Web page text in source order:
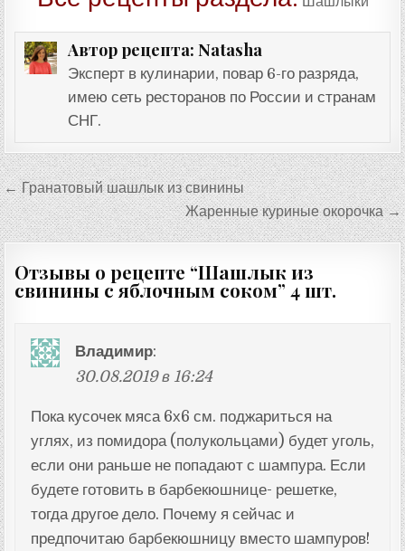
Автор рецепта: Natasha
Эксперт в кулинарии, повар 6-го разряда,
имею сеть ресторанов по России и странам
СНГ.
Навигация
по
записям
← Гранатовый шашлык из свинины
Жаренные куриные окорочка →
Отзывы о рецепте “Шашлык из
свинины с яблочным соком” 4 шт.
Владимир:
30.08.2019 в 16:24
Пока кусочек мяса 6х6 см. поджариться на
углях, из помидора (полукольцами) будет уголь,
если они раньше не попадают с шампура. Если
будете готовить в барбекюшнице- решетке,
тогда другое дело. Почему я сейчас и
предпочитаю барбекюшницу вместо шампуров!